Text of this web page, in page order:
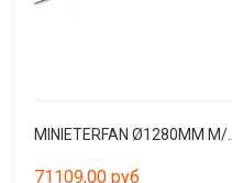
MINIETERFAN
71109,00 руб